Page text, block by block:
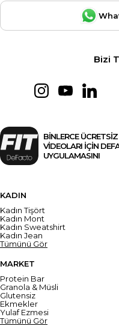
Bizi
BİNLERCE
VİDEOLARI İÇİN
UYGULAMASINI
KADIN
Kadın Tişört
Kadın Mont
Kadın Sweatshirt
Kadın Jean
Tümünü Gör
MARKET
Protein Bar
Granola & Müsli
Glutensiz
Ekmekler
Yulaf Ezmesi
Tümünü Gör